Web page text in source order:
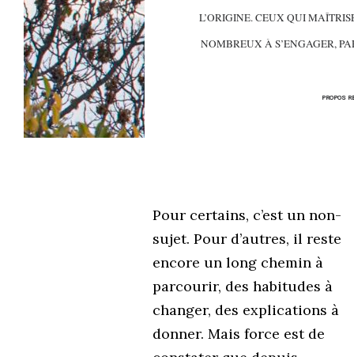
L’ORIGINE. CEUX QUI
NOMBREUX À S’ENGAGER,
PROPOS
Pour certains, c’est un non-
sujet. Pour d’autres, il reste
encore un long chemin à
parcourir, des habitudes à
changer, des explications à
donner. Mais force est de